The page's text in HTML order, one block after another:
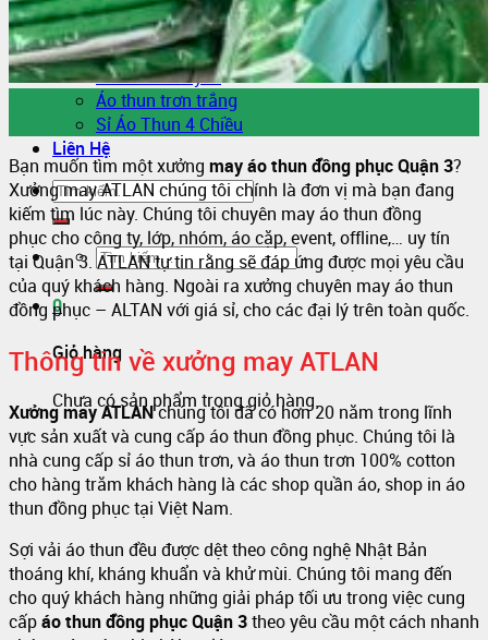
Sỉ áo thun Polo giá sỉ
Sỉ áo thun cá sấu giá rẻ
Sỉ áo thun tay lỡ
Áo thun trơn trắng
Sỉ Áo Thun 4 Chiều
Liên Hệ
0
Giỏ hàng
Chưa có sản phẩm trong giỏ hàng.
Bạn muốn tìm một xưởng may áo thun đồng phục Quận 3?
Xưởng may ATLAN chúng tôi chính là đơn vị mà bạn đang
kiếm tìm lúc này. Chúng tôi chuyên may áo thun đồng
phục cho công ty, lớp, nhóm, áo cặp, event, offline,… uy tín
tại Quận 3. ATLAN tự tin rằng sẽ đáp ứng được mọi yêu cầu
của quý khách hàng. Ngoài ra xưởng chuyên may áo thun
đồng phục – ALTAN với giá sỉ, cho các đại lý trên toàn quốc.
Thông tin về xưởng may ATLAN
Xưởng may ATLANchúng tôi đã có hơn 20 năm trong lĩnh
vực sản xuất và cung cấp áo thun đồng phục. Chúng tôi là
nhà cung cấp sỉ áo thun trơn, và áo thun trơn 100% cotton
cho hàng trăm khách hàng là các shop quần áo, shop in áo
thun đồng phục tại Việt Nam.
Sợi vải áo thun đều được dệt theo công nghệ Nhật Bản
thoáng khí, kháng khuẩn và khử mùi. Chúng tôi mang đến
cho quý khách hàng những giải pháp tối ưu trong việc cung
cấpáo thun đồng phục Quận 3theo yêu cầu một cách nhanh